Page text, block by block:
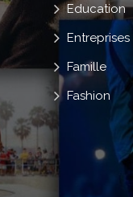
Education
Entreprises
Famille
Fashion